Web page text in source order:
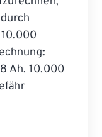
Ah. 10.000